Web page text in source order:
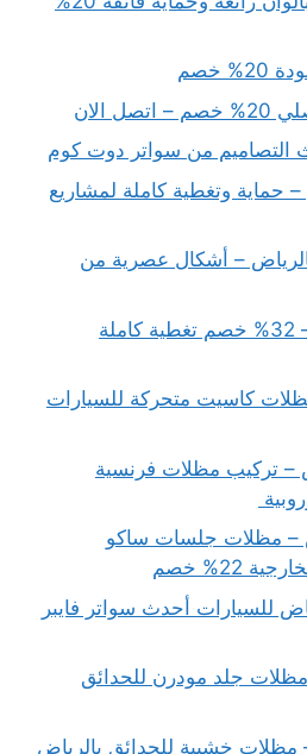
خصم
الان
من سواتر دوت كوم
حماية وتغطية كاملة لمشاريع
– أشكال عصرية من
سواتر ممرات الرياض – 32% خصم تغطية كاملة
كاسيت متحركة للسيارات
– تركيب مظلات فرنسية
– مظلات جلسات ساكو
خصم
للسيارات أحدث سواتر فايبر
جلد مودرن للحدائق
خشبية للحدائق بالرياض